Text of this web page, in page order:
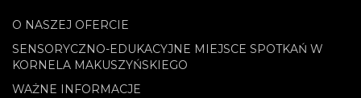
O NASZEJ OFERCIE
SENSORYCZNO-EDUKACYJNE MIEJSCE SPOTKAŃ W
KORNELA MAKUSZYŃSKIEGO
WAŻNE INFORMACJE